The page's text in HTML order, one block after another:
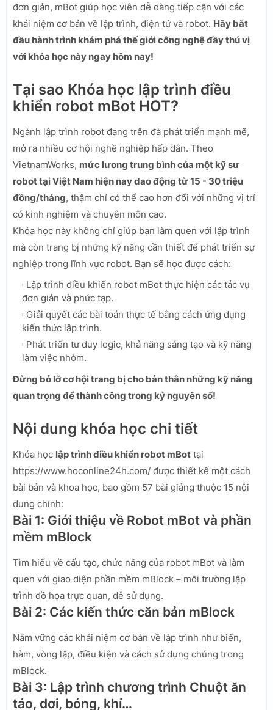
đơn giản, mBot giúp học viên dễ dàng tiếp cận với các
khái niệm cơ bản về lập trình, điện tử và robot. Hãy bắt
đầu hành trình khám phá thế giới công nghệ đầy thú vị
với khóa học này ngay hôm nay!
Tại sao Khóa học lập trình điều
khiển robot mBot HOT?
Ngành lập trình robot đang trên đà phát triển mạnh mẽ,
mở ra nhiều cơ hội nghề nghiệp hấp dẫn. Theo
VietnamWorks, mức lương trung bình của một kỹ sư
robot tại Việt Nam hiện nay dao động từ 15 - 30 triệu
đồng/tháng, thậm chí có thể cao hơn đối với những vị trí
có kinh nghiệm và chuyên môn cao.
Khóa học này không chỉ giúp bạn làm quen với lập trình
mà còn trang bị những kỹ năng cần thiết để phát triển sự
nghiệp trong lĩnh vực robot. Bạn sẽ học được cách:
Lập trình điều khiển robot mBot thực hiện các tác vụ
đơn giản và phức tạp.
Giải quyết các bài toán thực tế bằng cách ứng dụng
kiến thức lập trình.
Phát triển tư duy logic, khả năng sáng tạo và kỹ năng
làm việc nhóm.
Đừng bỏ lỡ cơ hội trang bị cho bản thân những kỹ năng
quan trọng để thành công trong kỷ nguyên số!
Nội dung khóa học chi tiết
Khóa học lập trình điều khiển robot mBot tại
https://www.hoconline24h.com/ được thiết kế một cách
bài bản và khoa học, bao gồm 57 bài giảng thuộc 15 nội
dung chính:
Bài 1: Giới thiệu về Robot mBot và phần
mềm mBlock
Tìm hiểu về cấu tạo, chức năng của robot mBot và làm
quen với giao diện phần mềm mBlock – môi trường lập
trình đồ họa trực quan, dễ sử dụng.
Bài 2: Các kiến thức căn bản mBlock
Nắm vững các khái niệm cơ bản về lập trình như biến,
hàm, vòng lặp, điều kiện và cách sử dụng chúng trong
mBlock.
Bài 3: Lập trình chương trình Chuột ăn
táo, dơi, bóng, khỉ…